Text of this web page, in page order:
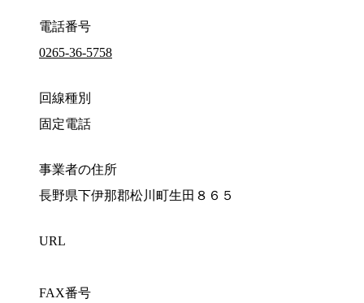
電話番号
0265-36-5758
回線種別
固定電話
事業者の住所
長野県下伊那郡松川町生田８６５
URL
FAX番号